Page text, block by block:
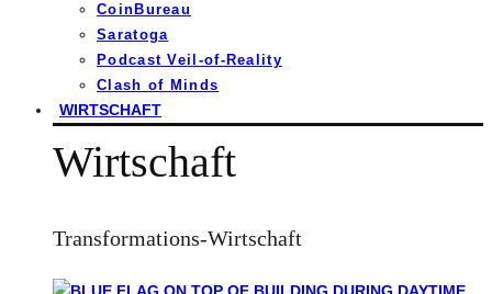
CoinBureau
Saratoga
Podcast Veil-of-Reality
Clash of Minds
WIRTSCHAFT
Wirtschaft
Transformations-Wirtschaft